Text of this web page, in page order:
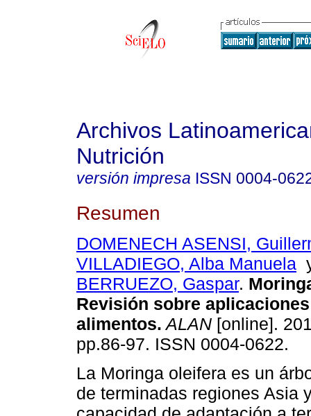
Archivos
Nutrición
versión impresa ISSN 0004-
Resumen
DOMENECH ASENSI,
VILLADIEGO, Alba Manuela
BERRUEZO, Gaspar.
Revisión sobre
alimentos. ALAN [online].
pp.86-97. ISSN 0004-0622.
La Moringa oleifera es un
de terminadas regiones Asia